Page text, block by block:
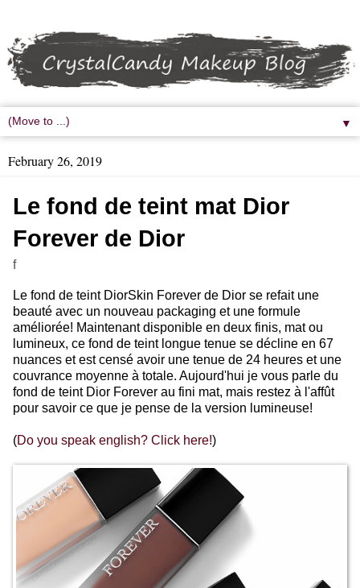
▼
February 26, 2019
Le fond de teint mat Dior
Forever de Dior
f
Le fond de teint DiorSkin Forever de Dior se refait une
beauté avec un nouveau packaging et une formule
améliorée! Maintenant disponible en deux finis, mat ou
lumineux, ce fond de teint longue tenue se décline en 67
nuances et est censé avoir une tenue de 24 heures et une
couvrance moyenne à totale. Aujourd'hui je vous parle du
fond de teint Dior Forever au fini mat, mais restez à l'affût
pour savoir ce que je pense de la version lumineuse!
(Do you speak english? Click here!)